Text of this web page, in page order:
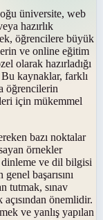
üniversite, web
hazırlık
öğrencilere büyük
ve online eğitim
olarak hazırladığı
kaynaklar, farklı
öğrencilerin
için mükemmel
bazı noktalar
örnekler
ve dil bilgisi
başarısını
tutmak, sınav
önemlidir.
ve yanlış yapılan